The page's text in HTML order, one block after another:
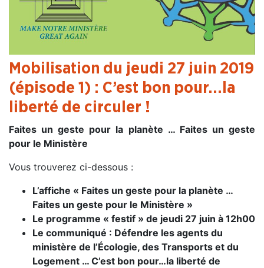
Mobilisation du jeudi 27 juin 2019
(épisode 1) : C’est bon pour…la
liberté de circuler !
Faites un geste pour la planète … Faites un geste
pour le Ministère
Vous trouverez ci-dessous :
L’affiche « Faites un geste pour la planète …
Faites un geste pour le Ministère »
Le programme « festif » de jeudi 27 juin à 12h00
Le communiqué : Défendre les agents du
ministère de l’Écologie, des Transports et du
Logement … C’est bon pour…la liberté de